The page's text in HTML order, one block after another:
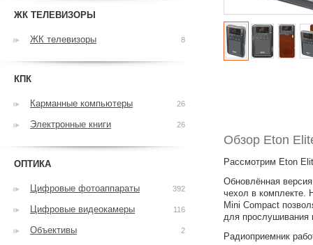
Обзор Eton
Рассмотрим Eton
Обновлённая
чехол в комплекте.
Mini Compact
для прослушивания
Радиоприемник
ЖК ТЕЛЕВИЗОРЫ
ЖК телевизоры 8
КПК
Карманные компьютеры 26
Электронные книги 26
ОПТИКА
Цифровые фотоаппараты 392
Цифровые видеокамеры 116
Объективы 2